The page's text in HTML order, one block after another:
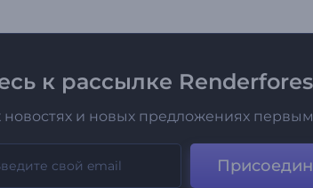
к рассылке
новостях и новых предложениях